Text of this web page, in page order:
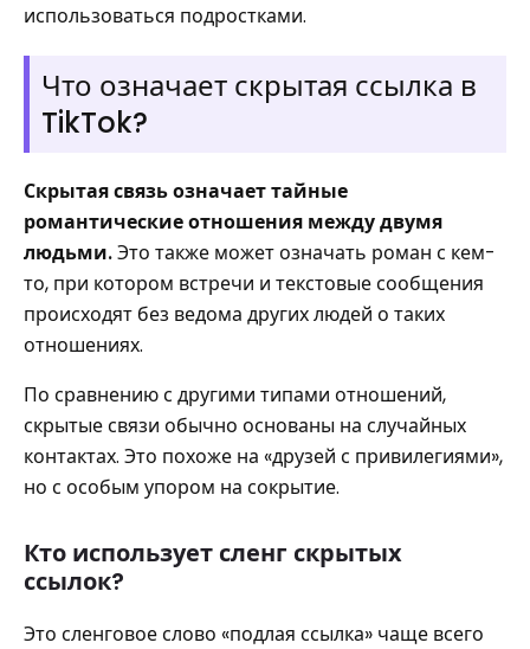
использоваться подростками.
Что означает скрытая ссылка в
TikTok?
Скрытая связь означает тайные
романтические отношения между двумя
людьми.Это также может означать роман с кем-
то, при котором встречи и текстовые сообщения
происходят без ведома других людей о таких
отношениях.
По сравнению с другими типами отношений,
скрытые связи обычно основаны на случайных
контактах. Это похоже на «друзей с привилегиями»,
но с особым упором на сокрытие.
Кто использует сленг скрытых
ссылок?
Это сленговое слово «подлая ссылка» чаще всего